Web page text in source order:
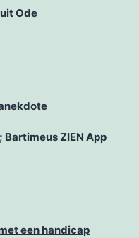
Ode
ZIEN App
een handicap